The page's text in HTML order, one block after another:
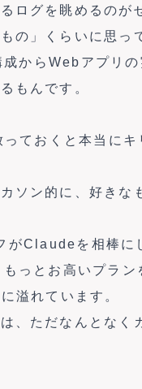
ログを眺めるのが
の」くらいに思っ
からWebアプリの
もんです。
ておくと本当にキ
ソン的に、好きな
Claudeを相棒に
っとお高いプラン
溢れています。
、ただなんとなく